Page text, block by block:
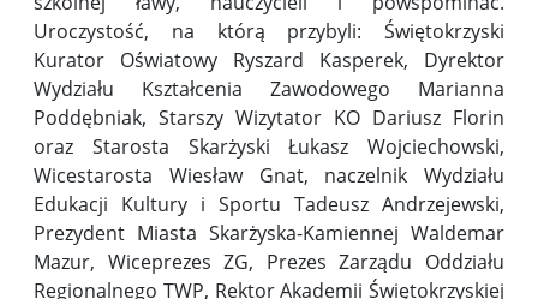
Uroczystość, na którą przybyli: Świętokrzyski
Kurator Oświatowy Ryszard Kasperek, Dyrektor
Wydziału Kształcenia Zawodowego Marianna
Poddębniak, Starszy Wizytator KO Dariusz Florin
oraz Starosta Skarżyski Łukasz Wojciechowski,
Wicestarosta Wiesław Gnat, naczelnik Wydziału
Edukacji Kultury i Sportu Tadeusz Andrzejewski,
Prezydent Miasta Skarżyska-Kamiennej Waldemar
Mazur, Wiceprezes ZG, Prezes Zarządu Oddziału
Regionalnego TWP, Rektor Akademii Świętokrzyskiej